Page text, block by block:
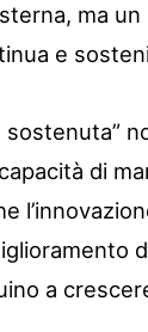
ma
e
di
a